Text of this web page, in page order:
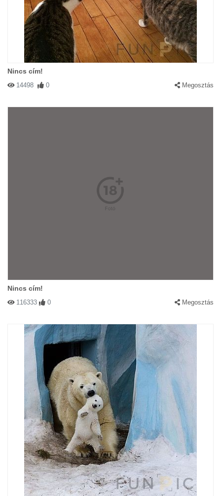
Nincs cím!
14498 0 Megosztás
Nincs cím!
116333 0 Megosztás